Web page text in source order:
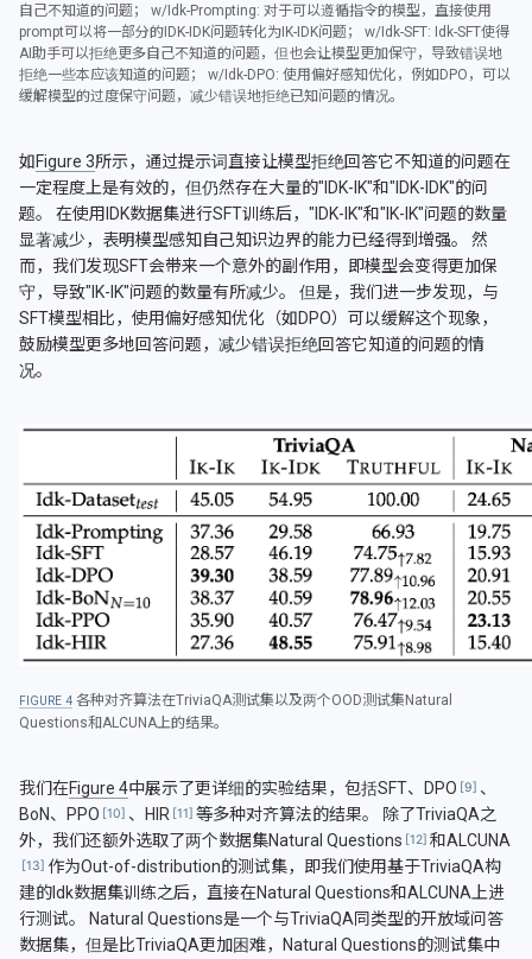
自己不知道的问题； w/Idk-Prompting: 对于可以遵循指令的模型，直接使用
prompt可以将一部分的IDK-IDK问题转化为IK-IDK问题； w/Idk-SFT: Idk-SFT使得
AI助手可以拒绝更多自己不知道的问题，但也会让模型更加保守，导致错误地
拒绝一些本应该知道的问题； w/Idk-DPO: 使用偏好感知优化，例如DPO，可以
缓解模型的过度保守问题，减少错误地拒绝已知问题的情况。
如Figure 3所示，通过提示词直接让模型拒绝回答它不知道的问题在
一定程度上是有效的，但仍然存在大量的"IDK-IK"和"IDK-IDK"的问
题。 在使用IDK数据集进行SFT训练后，"IDK-IK"和"IK-IK"问题的数量
显著减少，表明模型感知自己知识边界的能力已经得到增强。 然
而，我们发现SFT会带来一个意外的副作用，即模型会变得更加保
守，导致"IK-IK"问题的数量有所减少。 但是，我们进一步发现，与
SFT模型相比，使用偏好感知优化（如DPO）可以缓解这个现象，
鼓励模型更多地回答问题，减少错误拒绝回答它知道的问题的情
况。
4 各种对齐算法在TriviaQA测试集以及两个OOD测试集Natural
Questions和ALCUNA上的结果。
我们在Figure 4中展示了更详细的实验结果，包括SFT、DPO
、
BoN、PPO
、HIR
等多种对齐算法的结果。 除了TriviaQA之
外，我们还额外选取了两个数据集Natural Questions
和ALCUNA
作为Out-of-distribution的测试集，即我们使用基于TriviaQA构
建的Idk数据集训练之后，直接在Natural Questions和ALCUNA上进
行测试。 Natural Questions是一个与TriviaQA同类型的开放域问答
数据集，但是比TriviaQA更加困难，Natural Questions的测试集中